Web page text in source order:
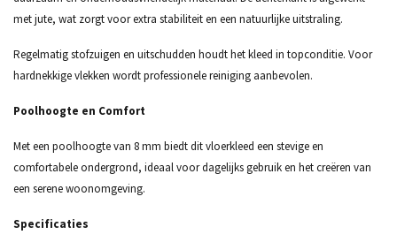
met jute, wat zorgt voor extra stabiliteit en een natuurlijke uitstraling.
Regelmatig stofzuigen en uitschudden houdt het kleed in topconditie. Voor
hardnekkige vlekken wordt professionele reiniging aanbevolen.
Poolhoogte en Comfort
Met een poolhoogte van 8 mm biedt dit vloerkleed een stevige en
comfortabele ondergrond, ideaal voor dagelijks gebruik en het creëren van
een serene woonomgeving.
Specificaties